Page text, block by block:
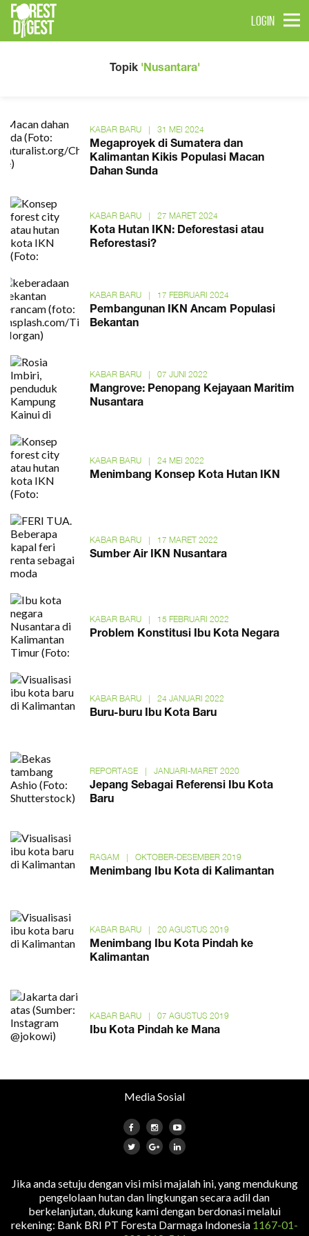
LOGIN
Topik 'Nusantara'
KABAR BARU | 31 MEI 2024
Megaproyek di Sumatera dan
Kalimantan Kikis Populasi Macan
Dahan Sunda
KABAR BARU | 27 MARET 2024
Kota Hutan IKN: Deforestasi atau
Reforestasi?
KABAR BARU | 17 FEBRUARI 2024
Pembangunan IKN Ancam Populasi
Bekantan
KABAR BARU | 07 JUNI 2022
Mangrove: Penopang Kejayaan Maritim
Nusantara
KABAR BARU | 24 MEI 2022
Menimbang Konsep Kota Hutan IKN
KABAR BARU | 17 MARET 2022
Sumber Air IKN Nusantara
KABAR BARU | 15 FEBRUARI 2022
Problem Konstitusi Ibu Kota Negara
KABAR BARU | 24 JANUARI 2022
Buru-buru Ibu Kota Baru
REPORTASE | JANUARI-MARET 2020
Jepang Sebagai Referensi Ibu Kota
Baru
RAGAM | OKTOBER-DESEMBER 2019
Menimbang Ibu Kota di Kalimantan
KABAR BARU | 20 AGUSTUS 2019
Menimbang Ibu Kota Pindah ke
Kalimantan
KABAR BARU | 07 AGUSTUS 2019
Ibu Kota Pindah ke Mana
Media Sosial
Jika anda setuju dengan visi misi majalah ini, yang mendukung
pengelolaan hutan dan lingkungan secara adil dan
berkelanjutan, dukung kami dengan berdonasi melalui
rekening: Bank BRI PT Foresta Darmaga Indonesia 1167-01-